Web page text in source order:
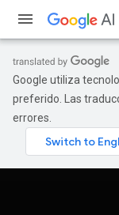
Google utiliza
preferido. Las
errores.